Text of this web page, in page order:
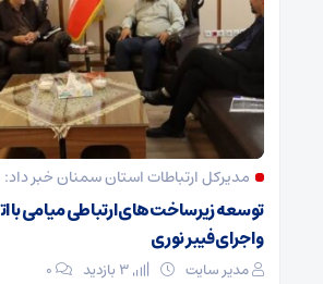
مدیرکل ارتباطات استان سمنان خبر داد:
و اجرای فیبر نوری
مدیر سایت ۰